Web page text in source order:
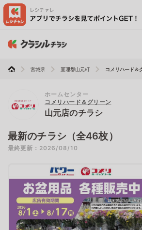
宮城県 亘理郡山元町 コメリハード＆
ホームセンター
コメリハード＆グリーン
山元店のチラシ
最新のチラシ（全46枚）
最終更新：2026/08/10